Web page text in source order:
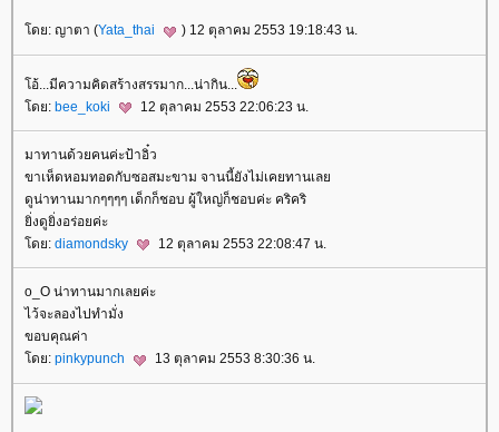
ดย: ญาตา (Yata_thai ) 12 ตุลาคม 2553 19:18:43 น.
อ้...มีความคิดสร้างสรรมาก...น่ากิน...
ดย: bee_koki 12 ตุลาคม 2553 22:06:23 น.
มาทานด้วยคนค่ะป้าอิ๋ว
ขาเห็ดหอมทอดกับซอสมะขาม จานนี้ยังไม่เคยทานเล
ดูน่าทานมากๆๆๆๆ เด็กก็ชอบ ผู้ใหญ่ก็ชอบค่ะ คริคริ
ิ่งดูยิ่งอร่อยค่ะ
ดย: diamondsky 12 ตุลาคม 2553 22:08:47 น.
o_O น่าทานมากเลยค่ะ
ไว้จะลองไปทำมั่ง
ขอบคุณค่า
ดย: pinkypunch 13 ตุลาคม 2553 8:30:36 น.